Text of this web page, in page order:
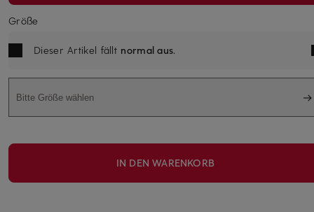
Größe
Dieser Artikel fällt normal aus.
Bitte Größe wählen
IN DEN WARENKORB